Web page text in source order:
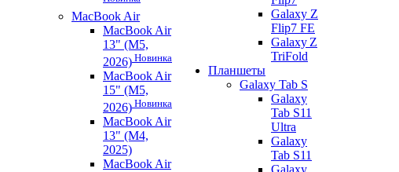
MacBook Air
MacBook Air
13" (M5,
2026) Новинка
MacBook Air
15" (M5,
2026) Новинка
MacBook Air
13" (M4,
2025)
MacBook Air
Galaxy Z
Flip7 FE
Galaxy Z
TriFold
Планшеты
Galaxy Tab S
Galaxy
Tab S11
Ultra
Galaxy
Tab S11
Galaxy